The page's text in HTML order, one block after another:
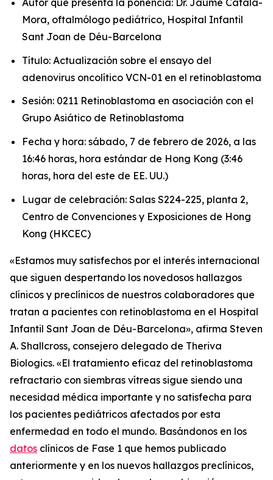
Autor que presenta la ponencia: Dr. Jaume Català-
Mora, oftalmólogo pediátrico, Hospital Infantil
Sant Joan de Déu-Barcelona
Título: Actualización sobre el ensayo del
adenovirus oncolítico VCN-01 en el retinoblastoma
Sesión: 0211 Retinoblastoma en asociación con el
Grupo Asiático de Retinoblastoma
Fecha y hora: sábado, 7 de febrero de 2026, a las
16:46 horas, hora estándar de Hong Kong (3:46
horas, hora del este de EE. UU.)
Lugar de celebración: Salas S224-225, planta 2,
Centro de Convenciones y Exposiciones de Hong
Kong (HKCEC)
«Estamos muy satisfechos por el interés internacional
que siguen despertando los novedosos hallazgos
clínicos y preclínicos de nuestros colaboradores que
tratan a pacientes con retinoblastoma en el Hospital
Infantil Sant Joan de Déu-Barcelona», afirma Steven
A. Shallcross, consejero delegado de Theriva
Biologics. «El tratamiento eficaz del retinoblastoma
refractario con siembras vítreas sigue siendo una
necesidad médica importante y no satisfecha para
los pacientes pediátricos afectados por esta
enfermedad en todo el mundo. Basándonos en los
datos clínicos de Fase 1 que hemos publicado
anteriormente y en los nuevos hallazgos preclínicos,